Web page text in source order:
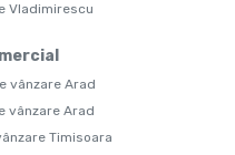
Vladimirescu
vânzare Arad
vânzare Arad
Timisoara